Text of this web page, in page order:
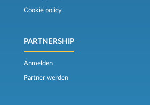
Cookie policy
PARTNERSHIP
Anmelden
Partner werden